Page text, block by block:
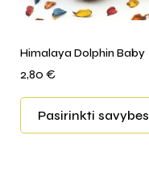
Himalaya Dolphin Baby
2,80 €
Pasirinkti savybes